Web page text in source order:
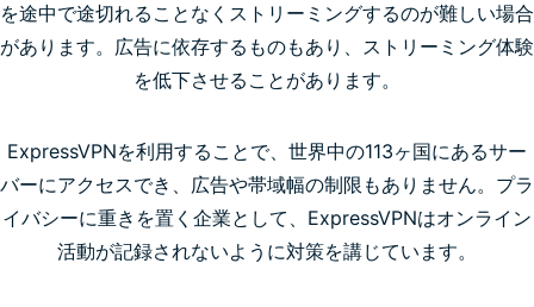
を途中で途切れることなくストリーミングするのが難しい場合
があります。広告に依存するものもあり、ストリーミング体験
を低下させることがあります。
ExpressVPNを利用することで、世界中の113ヶ国にあるサー
バーにアクセスでき、広告や帯域幅の制限もありません。プラ
イバシーに重きを置く企業として、ExpressVPNはオンライン
活動が記録されないように対策を講じています。